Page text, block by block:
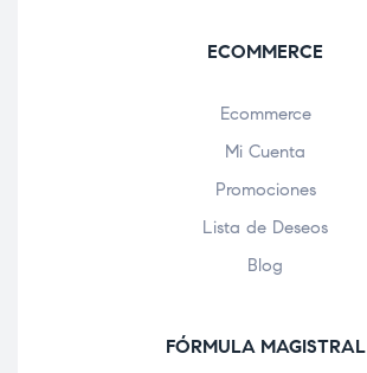
ECOMMERCE
Ecommerce
Mi Cuenta
Promociones
Lista de Deseos
Blog
FÓRMULA MAGISTRAL